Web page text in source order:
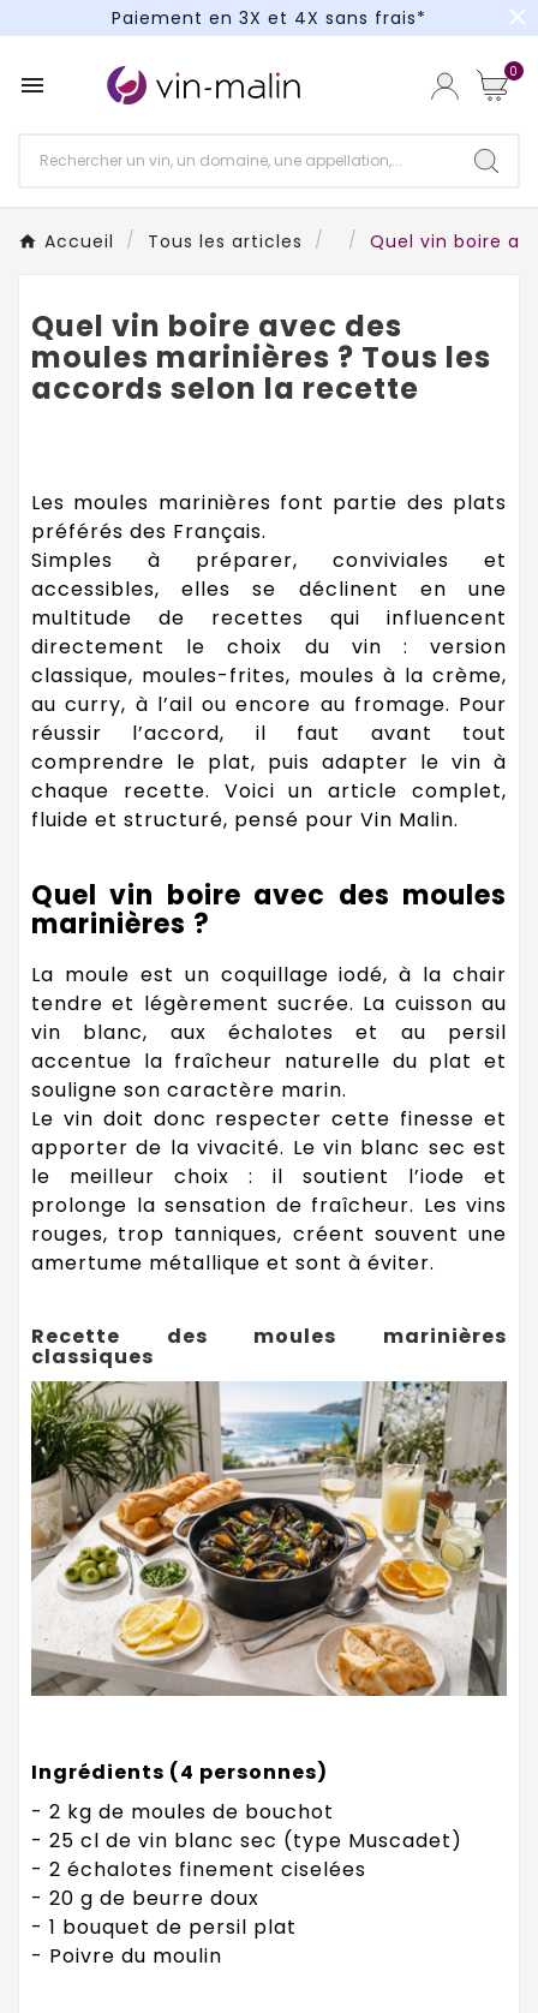
Un kit cocktail à gagner : tentez votre chance !
close
 0
Accueil Tous les articles Quel vin boire
Quel vin boire avec des
moules marinières ? Tous les
accords selon la recette
Les moules marinières font partie des plats
préférés des Français.
Simples à préparer, conviviales et
accessibles, elles se déclinent en une
multitude de recettes qui influencent
directement le choix du vin : version
classique, moules-frites, moules à la crème,
au curry, à l’ail ou encore au fromage. Pour
réussir l’accord, il faut avant tout
comprendre le plat, puis adapter le vin à
chaque recette. Voici un article complet,
fluide et structuré, pensé pour Vin Malin.
Quel vin boire avec des moules
marinières ?
La moule est un coquillage iodé, à la chair
tendre et légèrement sucrée. La cuisson au
vin blanc, aux échalotes et au persil
accentue la fraîcheur naturelle du plat et
souligne son caractère marin.
Le vin doit donc respecter cette finesse et
apporter de la vivacité. Le vin blanc sec est
le meilleur choix : il soutient l’iode et
prolonge la sensation de fraîcheur. Les vins
rouges, trop tanniques, créent souvent une
amertume métallique et sont à éviter.
Recette des moules marinières
classiques
Ingrédients (4 personnes)
- 2 kg de moules de bouchot
- 25 cl de vin blanc sec (type Muscadet)
- 2 échalotes finement ciselées
- 20 g de beurre doux
- 1 bouquet de persil plat
- Poivre du moulin